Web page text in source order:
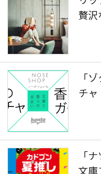
贅
「
チ
「
文庫